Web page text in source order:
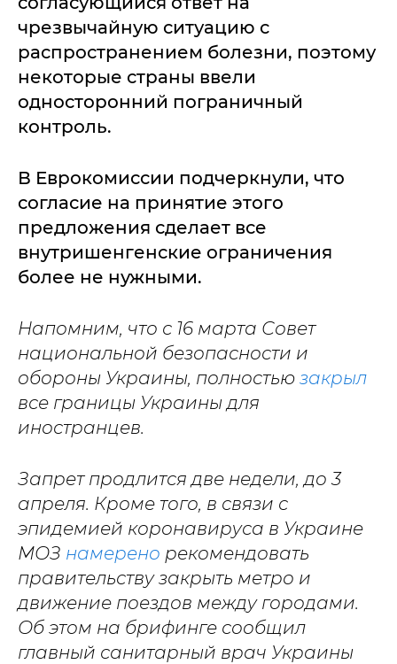
чрезвычайную ситуацию с
распространением болезни, поэтому
некоторые страны ввели
односторонний пограничный
контроль.
В Еврокомиссии подчеркнули, что
согласие на принятие этого
предложения сделает все
внутришенгенские ограничения
более не нужными.
Напомним, что с 16 марта Совет
национальной безопасности и
обороны Украины, полностью закрыл
все границы Украины для
иностранцев.
Запрет продлится две недели, до 3
апреля. Кроме того, в связи с
эпидемией коронавируса в Украине
МОЗ намерено рекомендовать
правительству закрыть метро и
движение поездов между городами.
Об этом на брифинге сообщил
главный санитарный врач Украины